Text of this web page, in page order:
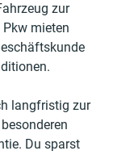
zur
mieten
langfristig zur
Du sparst